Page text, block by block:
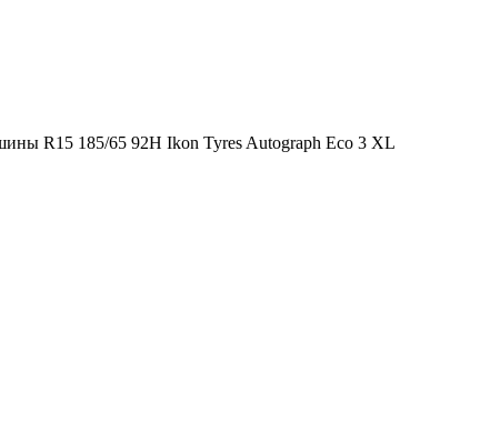
R15 185/65 92H Ikon Tyres Autograph Eco 3 XL